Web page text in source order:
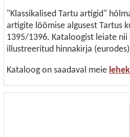
"Klassikalised Tartu artigid"
artigite löömise algusest Tartus
1395/1396. Kataloogist leiate
illustreeritud hinnakirja
Kataloog on saadaval meie